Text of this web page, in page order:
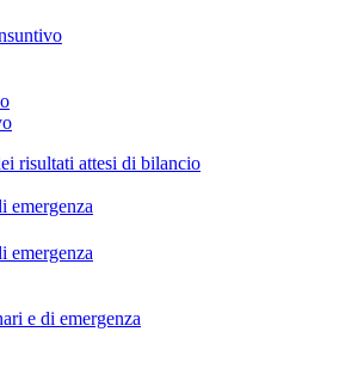
risultati attesi di bilancio
emergenza
emergenza
e di emergenza